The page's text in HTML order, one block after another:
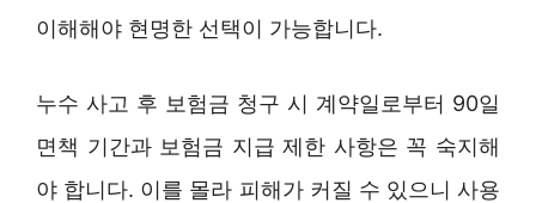
이해해야 현명한 선택이 가능합니다.
누수 사고 후 보험금 청구 시 계약일로부터 90일
면책 기간과 보험금 지급 제한 사항은 꼭 숙지해
야 합니다. 이를 몰라 피해가 커질 수 있으니 사용